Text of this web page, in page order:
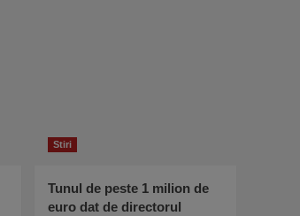
Stiri
Tunul de peste 1 milion de
euro dat de directorul